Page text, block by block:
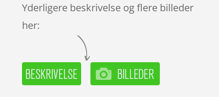
Yderligere beskrivelse og flere billeder
her: